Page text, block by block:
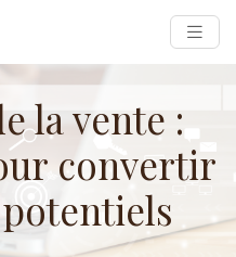
la vente :
convertir